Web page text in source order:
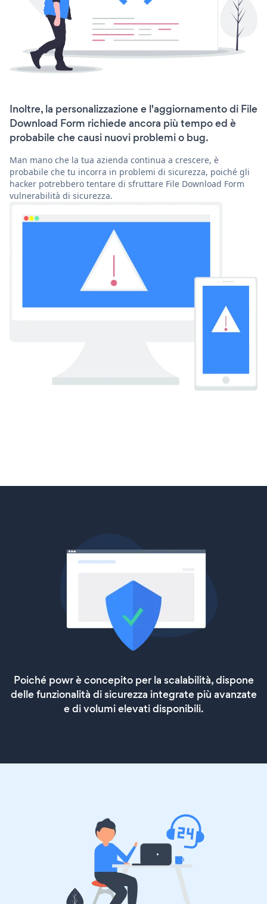
Inoltre, la personalizzazione e l'aggiornamento di File
Download Form richiede ancora più tempo ed è
probabile che causi nuovi problemi o bug.
Man mano che la tua azienda continua a crescere, è
probabile che tu incorra in problemi di sicurezza, poiché gli
hacker potrebbero tentare di sfruttare File Download Form
vulnerabilità di sicurezza.
Poiché powr è concepito per la scalabilità, dispone
delle funzionalità di sicurezza integrate più avanzate
e di volumi elevati disponibili.